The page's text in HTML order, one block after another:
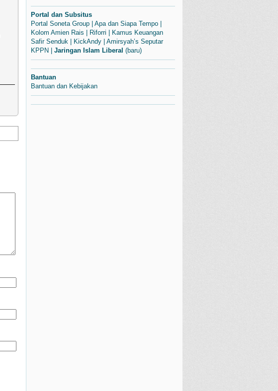
Portal dan Subsitus
Portal Soneta Group
Apa dan Siapa Tempo
Kolom Amien Rais
Riforri
Kamus Keuangan
Safir Senduk
KickAndy
Amirsyah’s Seputar
KPPN
Jaringan Islam Liberal (baru)
Bantuan
Bantuan dan Kebijakan